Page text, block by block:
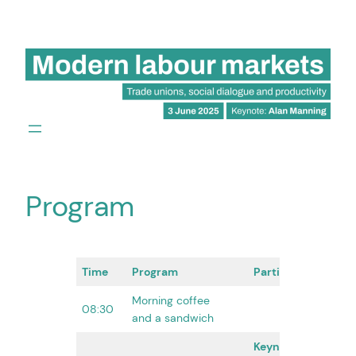
innehåll
Program
Time Program Participants
08:30
Morning coffee
and a sandwich
Keynote: